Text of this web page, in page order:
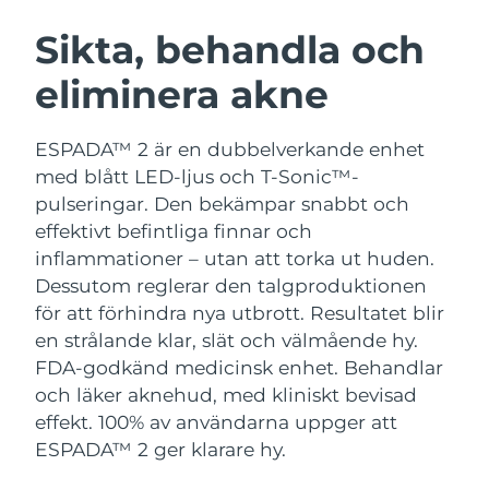
Sikta, behandla och
eliminera akne
ESPADA™ 2 är en dubbelverkande enhet
med blått LED-ljus och T-Sonic™-
pulseringar. Den bekämpar snabbt och
effektivt befintliga finnar och
inflammationer – utan att torka ut huden.
Dessutom reglerar den talgproduktionen
för att förhindra nya utbrott. Resultatet blir
en strålande klar, slät och välmående hy.
FDA-godkänd medicinsk enhet. Behandlar
och läker aknehud, med kliniskt bevisad
effekt. 100% av användarna uppger att
ESPADA™ 2 ger klarare hy.
LUNA™ 4-paket
Anti-aging massage
LUNA™ 4 Plus
Massage, LED heating
LUNA™ 4 Men
For men, anti-aging massage
BEAR™ 2-paket
Microcurrent toning
BEAR™ 2 go
Microcurrent toning on-the-go
BEAR™ 2 eyes & lips
Microcurrent line smoothing device
Återfuktning
UFO™ 3-paket
Deep facial hydration
UFO™ 3 LED
Near-infrared and red light therapy
device
Munvård
issa™ 4
Hybrid silicone sonic toothbrush
issa™ 4 plus
Smart hybrid silicone sonic toothbrush
FAQ™ ANTI-AGING-BEHANDLING
Anti-aging LED-behandlingar
NEW
Österrike Förväntad leverans8/12/26
Bahrain Förväntad leverans
Belgien
Bermuda Förväntad leverans
Bosnien och
Hercegovina
Förväntad leverans8/15/26
Brunei Förväntad leverans8/17/26
Bulgarien Förväntad leverans8/12/26
Kanada Förväntad leverans